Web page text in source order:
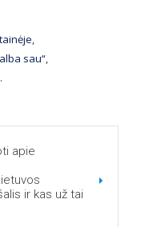
,
sau“,
.
apie
ir kas už tai